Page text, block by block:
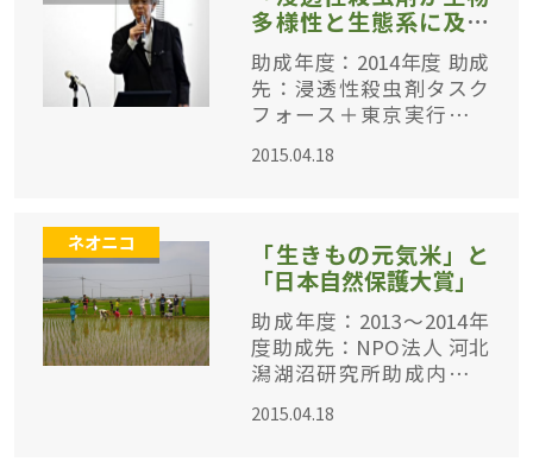
多様性と生態系に及ぼ
す悪影響に関する世界
的な統合評価書」（成
果発表会動画記録）
助成年度：2014年度 助成
先：浸透性殺虫剤タスク
フォース＋東京実行委員
虫剤タスクフォース（TF
性殺虫剤の生物多様性と
生態系へ
2015.04.18
「生きもの元気米」と
「日本自然保護大賞」
助成年度：2013～2014年
度助成先：NPO法人 河北
潟湖沼研究所助成内容：
わる活動 水田の生き物調
2015.04.18
ネオニコ